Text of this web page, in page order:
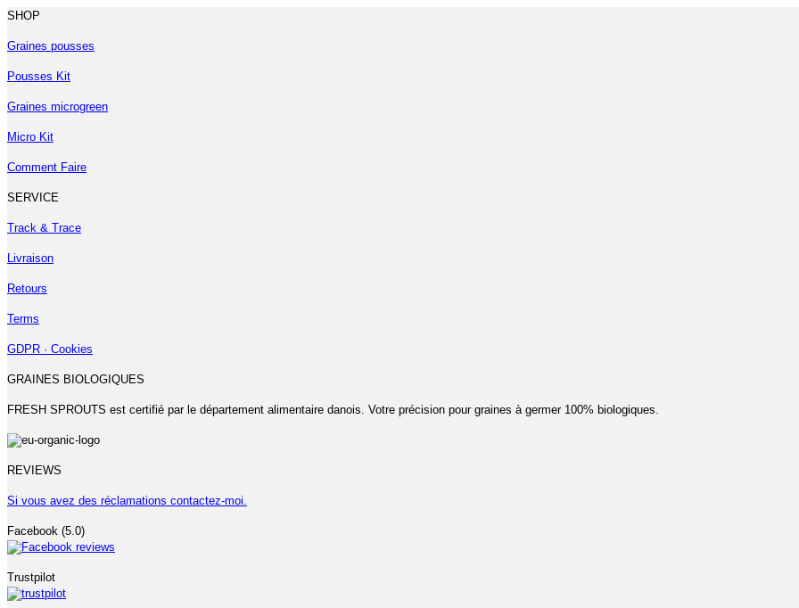
SHOP
Graines pousses
Pousses Kit
Graines microgreen
Micro Kit
Comment Faire
SERVICE
Track & Trace
Livraison
Retours
Terms
GDPR · Cookies
GRAINES BIOLOGIQUES
FRESH SPROUTS est certifié par le département alimentaire danois. Votre précision pour graines à germer 100% biologiques.
REVIEWS
Si vous avez des réclamations contactez-moi.
Facebook (5.0)
Trustpilot